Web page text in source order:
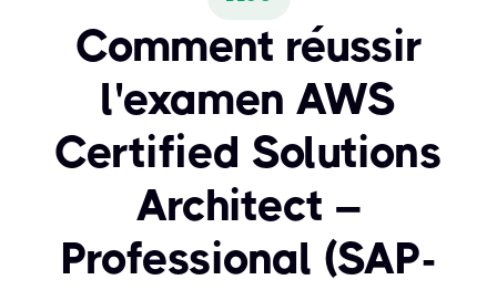
Comment réussir
l'examen AWS
Certified Solutions
Architect –
Professional (SAP-